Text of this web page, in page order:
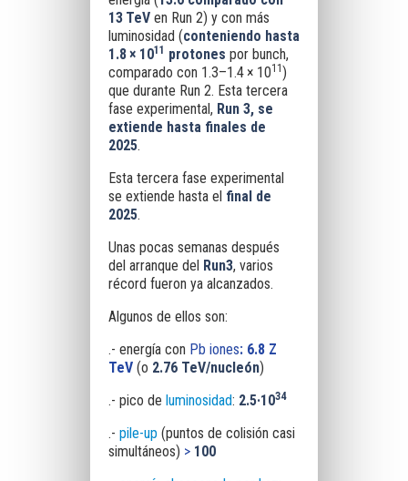
13 TeVen Run 2) y con más
luminosidad (conteniendo hasta
1.8 × 1011 protones por bunch,
comparado con 1.3–1.4 × 1011)
que durante Run 2. Esta tercera
fase experimental, Run 3, se
extiende hasta finales de
2025.
Esta tercera fase experimental
se extiende hasta el final de
2025.
Unas pocas semanas después
del arranque del Run3, varios
récord fueron ya alcanzados.
Algunos de ellos son:
.- energía con Pb iones: 6.8 Z
TeV (o 2.76 TeV/nucleón)
.- pico de luminosidad: 2.5·1034
.- pile-up (puntos de colisión casi
simultáneos) > 100